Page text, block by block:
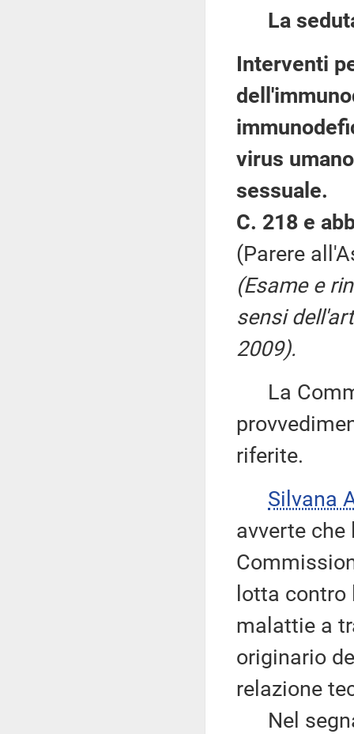
La
Interventi
virus
sessuale.
C. 218 e
(Parere
(Esame e
sensi
2009).
La
riferite.
Silvana
avverte
lotta contro
malattie a
originario
relazione
Nel